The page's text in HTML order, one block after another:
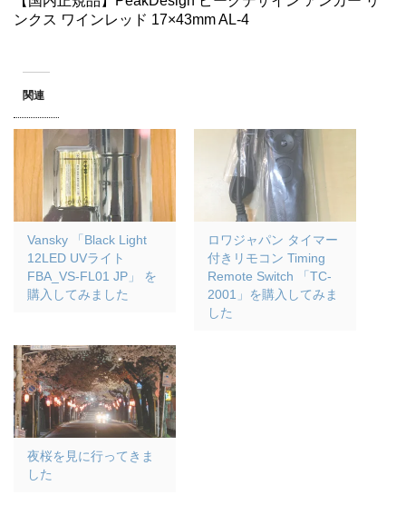
ンクス ワインレッド 17×43mm AL-4
関連
Vansky 「Black Light
12LED UVライト
FBA_VS-FL01 JP」 を
購入してみました
ロワジャパン タイマー
付きリモコン Timing
Remote Switch 「TC-
2001」を購入してみま
した
夜桜を見に行ってきま
した